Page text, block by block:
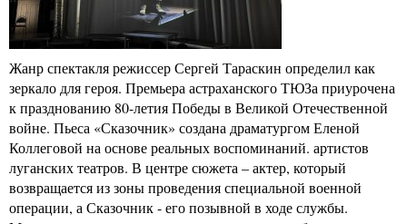
Жанр спектакля режиссер Сергей Тараскин определил как
зеркало для героя. Премьера астраханского ТЮЗа приурочена
к празднованию 80-летия Победы в Великой Отечественной
войне. Пьеса «Сказочник» создана драматургом Еленой
Коллеговой на основе реальных воспоминаний. артистов
луганских театров. В центре сюжета – актер, который
возвращается из зоны проведения специальной военной
операции, а Сказочник - его позывной в ходе службы.